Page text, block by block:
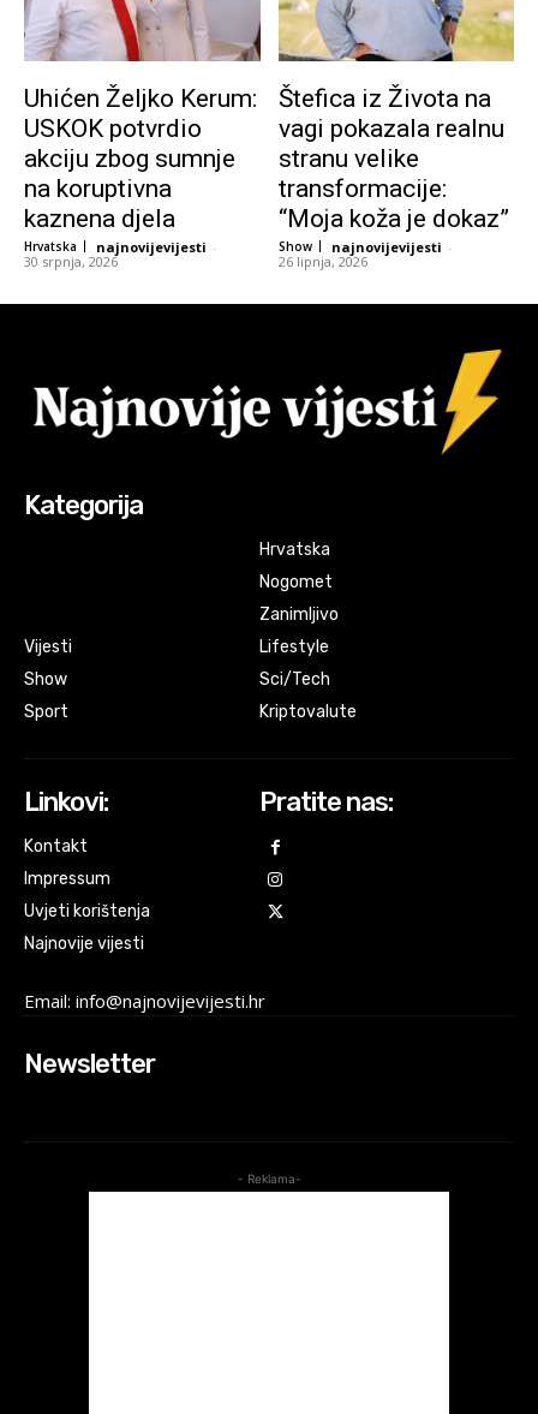
Uhićen Željko Kerum:
USKOK potvrdio
akciju zbog sumnje
na koruptivna
kaznena djela
Hrvatska najnovijevijesti -
30 srpnja, 2026
Štefica iz Života na
vagi pokazala realnu
stranu velike
transformacije:
“Moja koža je dokaz”
Show najnovijevijesti -
26 lipnja, 2026
Kategorija
Vijesti
Show
Sport
Hrvatska
Nogomet
Zanimljivo
Lifestyle
Sci/Tech
Kriptovalute
Linkovi:
Kontakt
Impressum
Uvjeti korištenja
Najnovije vijesti
Pratite nas:
Email: info@najnovijevijesti.hr
Newsletter
- Reklama-